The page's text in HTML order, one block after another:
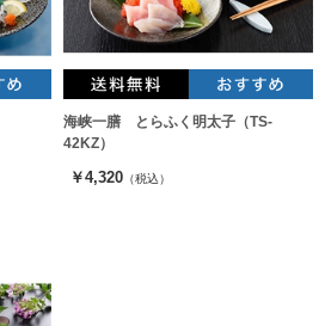
海峡一膳 とらふく明太子（TS-
42KZ）
￥4,320 （税込）